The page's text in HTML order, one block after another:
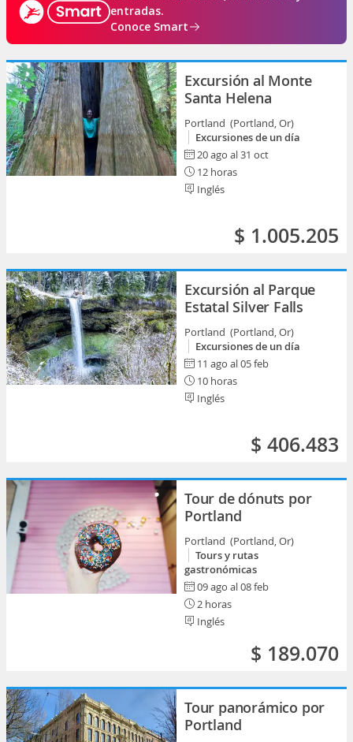
entradas.
Conoce Smart
Excursión al Monte
Santa Helena
Portland (Portland, Or)
Excursiones de un día
20 ago al 31 oct
12 horas
Inglés
$ 1.005.205
Excursión al Parque
Estatal Silver Falls
Portland (Portland, Or)
Excursiones de un día
11 ago al 05 feb
10 horas
Inglés
$ 406.483
Tour de dónuts por
Portland
Portland (Portland, Or)
Tours y rutas
gastronómicas
09 ago al 08 feb
2 horas
Inglés
$ 189.070
Tour panorámico por
Portland